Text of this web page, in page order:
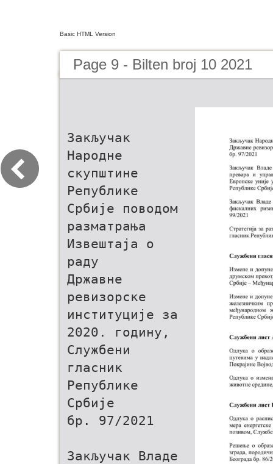
Basic HTML Version
Page 9 - Bilten broj 10 2021
Закључак
Народне
скупштине
Републике
Србије поводом
разматрања
Извештаја о
раду
Државне
ревизорске
институције за
2020. годину,
Службени
гласник
Републике
Србије
бр. 97/2021
Закључак Владе